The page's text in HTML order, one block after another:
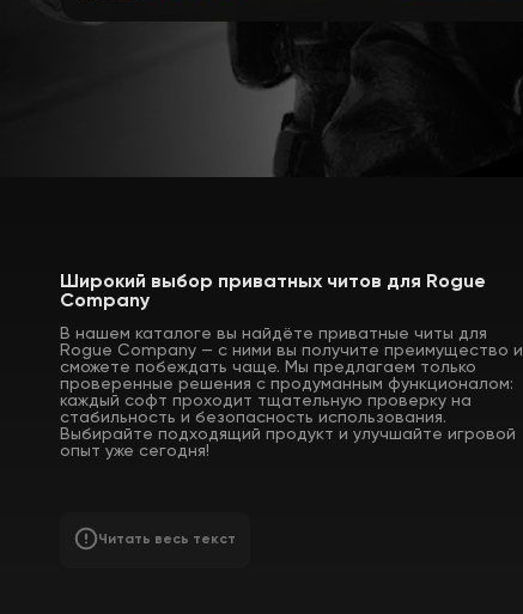
Широкий выбор приватных читов для Rogue
Company
В нашем каталоге вы найдёте приватные читы для
Rogue Company — с ними вы получите преимущество и
сможете побеждать чаще. Мы предлагаем только
проверенные решения с продуманным функционалом:
каждый софт проходит тщательную проверку на
стабильность и безопасность использования.
Выбирайте подходящий продукт и улучшайте игровой
опыт уже сегодня!
Читать весь текст